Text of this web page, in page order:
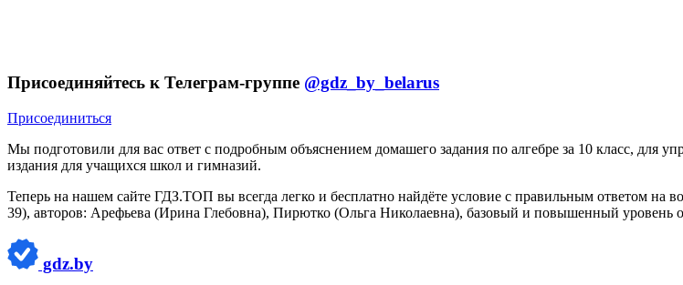
Присоединяйтесь к Телеграм-группе @gdz_by_belarus
Присоединиться
Мы подготовили для вас ответ c подробным объяснением домашего задания по алгебре за 10 класс, для
издания для учащихся школ и гимназий.
Теперь на нашем сайте ГДЗ.ТОП вы всегда легко и бесплатно найдёте условие с правильным ответом
39), авторов: Арефьева (Ирина Глебовна), Пирютко (Ольга Николаевна), базовый и повышенный уровень
gdz.by